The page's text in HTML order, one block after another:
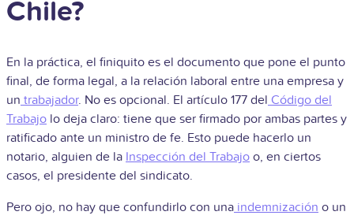
Chile?
En la práctica, el finiquito es el documento que pone el punto
final, de forma legal, a la relación laboral entre una empresa y
un trabajador. No es opcional. El artículo 177 del Código del
Trabajo lo deja claro: tiene que ser firmado por ambas partes y
ratificado ante un ministro de fe. Esto puede hacerlo un
notario, alguien de la Inspección del Trabajo o, en ciertos
casos, el presidente del sindicato.
Pero ojo, no hay que confundirlo con una indemnización o un